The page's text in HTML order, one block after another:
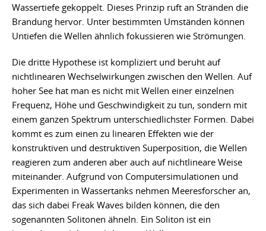
Wassertiefe gekoppelt. Dieses Prinzip ruft an Stränden die
Brandung hervor. Unter bestimmten Umständen können
Untiefen die Wellen ähnlich fokussieren wie Strömungen.
Die dritte Hypothese ist kompliziert und beruht auf
nichtlinearen Wechselwirkungen zwischen den Wellen. Auf
hoher See hat man es nicht mit Wellen einer einzelnen
Frequenz, Höhe und Geschwindigkeit zu tun, sondern mit
einem ganzen Spektrum unterschiedlichster Formen. Dabei
kommt es zum einen zu linearen Effekten wie der
konstruktiven und destruktiven Superposition, die Wellen
reagieren zum anderen aber auch auf nichtlineare Weise
miteinander. Aufgrund von Computersimulationen und
Experimenten in Wassertanks nehmen Meeresforscher an,
das sich dabei Freak Waves bilden können, die den
sogenannten Solitonen ähneln. Ein Soliton ist ein